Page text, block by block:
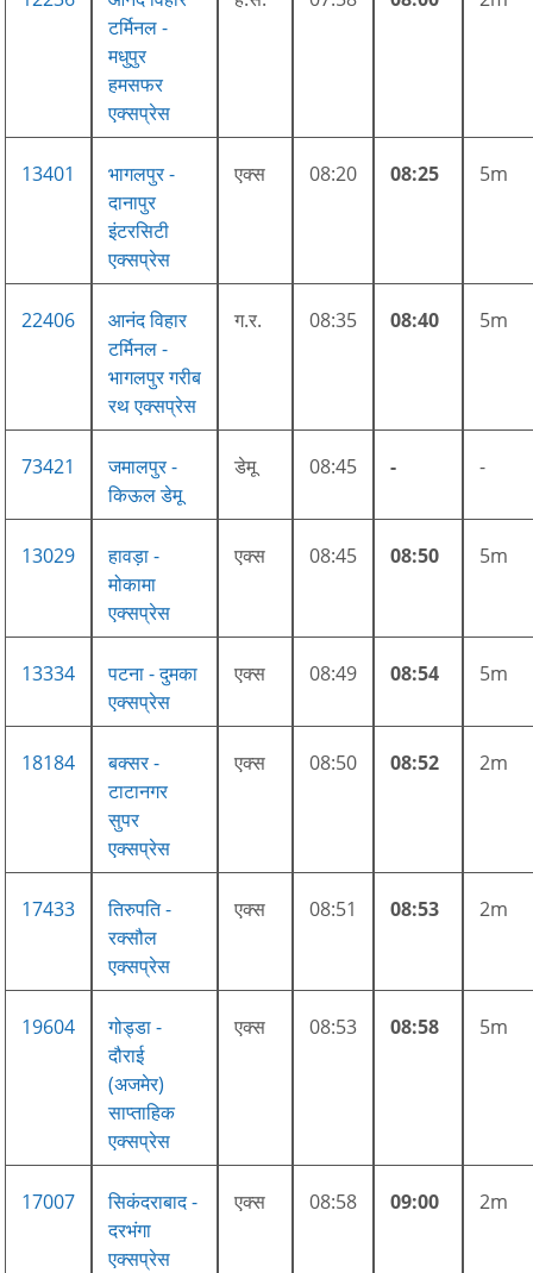
टर्मिनल -
मधुपुर
हमसफर
एक्सप्रेस
13401
भागलपुर -
दानापुर
इंटरसिटी
एक्सप्रेस
एक्स 08:20 08:25 5m
22406
आनंद विहार
टर्मिनल -
भागलपुर गरीब
रथ एक्सप्रेस
ग.र. 08:35 08:40 5m
73421
जमालपुर -
किऊल डेमू
डेमू 08:45 - -
13029
हावड़ा -
मोकामा
एक्सप्रेस
एक्स 08:45 08:50 5m
13334
पटना - दुमका
एक्सप्रेस
एक्स 08:49 08:54 5m
18184
बक्सर -
टाटानगर
सुपर
एक्सप्रेस
एक्स 08:50 08:52 2m
17433
तिरुपति -
रक्सौल
एक्सप्रेस
एक्स 08:51 08:53 2m
19604
गोड्डा -
दौराई
(अजमेर)
साप्ताहिक
एक्सप्रेस
एक्स 08:53 08:58 5m
17007
सिकंदराबाद -
दरभंगा
एक्सप्रेस
एक्स 08:58 09:00 2m